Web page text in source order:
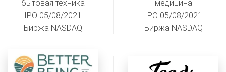
бытовая техника
IPO 05/08/2021
Биржа NASDAQ
медицина
IPO 05/08/2021
Биржа NASDAQ